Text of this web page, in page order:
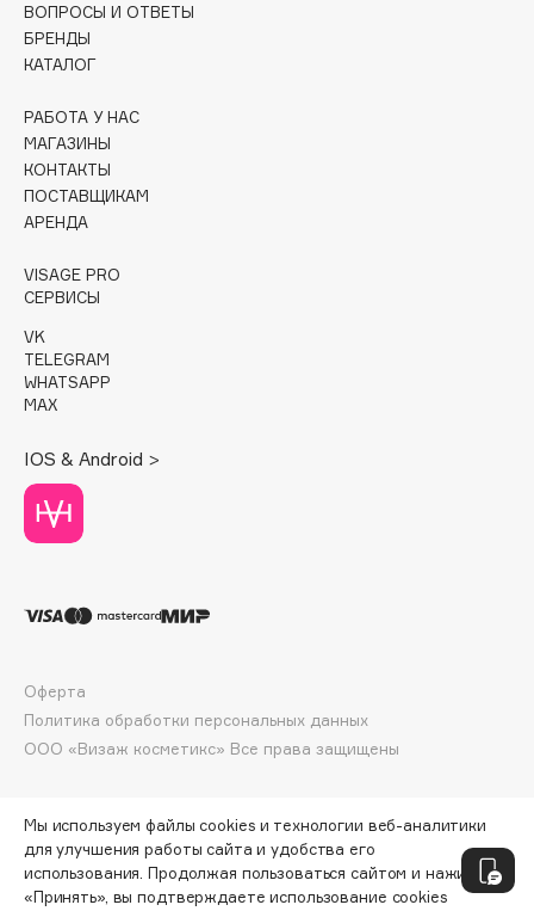
Crescina
Cunzite
D
d'Alba
DARLING*
Davines
Deonica
Dior
Divage
Dolce & Gabbana
DP Daily Perfection
Dr.Althea
Dr.Ceuracle
Dr.Jart+
Dyson
ВОПРОСЫ И ОТВЕТЫ
БРЕНДЫ
КАТАЛОГ
РАБОТА У НАС
МАГАЗИНЫ
КОНТАКТЫ
ПОСТАВЩИКАМ
АРЕНДА
VISAGE PRO
СЕРВИСЫ
VK
TELEGRAM
WHATSAPP
MAX
IOS & Android >
ООО «Визаж косметикс» Все права защищены
Оферта
Политика обработки персональных данных
Мы используем файлы cookies и технологии веб-аналитики
для улучшения работы сайта и удобства его
использования. Продолжая пользоваться сайтом и нажимая
«Принять», вы подтверждаете использование cookies